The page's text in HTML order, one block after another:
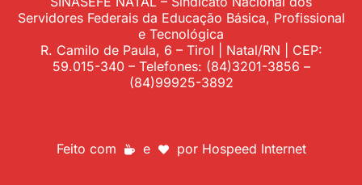
Servidores Federais da Educação Básica, Profissional
e Tecnológica
R. Camilo de Paula, 6 – Tirol | Natal/RN | CEP:
59.015-340 – Telefones: (84)3201-3856 –
(84)99925-3892
Feito com e por Hospeed Internet